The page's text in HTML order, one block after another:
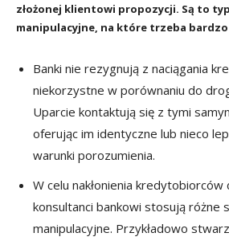
złożonej klientowi propozycji. Są to
manipulacyjne, na które trzeba bardzo
Banki nie rezygnują z naciągania
niekorzystne w porównaniu do
Uparcie kontaktują się z tymi
oferując im identyczne lub nieco
warunki porozumienia.
W celu nakłonienia
konsultanci bankowi stosują różne
manipulacyjne. Przykładowo